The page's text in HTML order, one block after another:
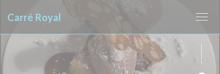
Carré Royal